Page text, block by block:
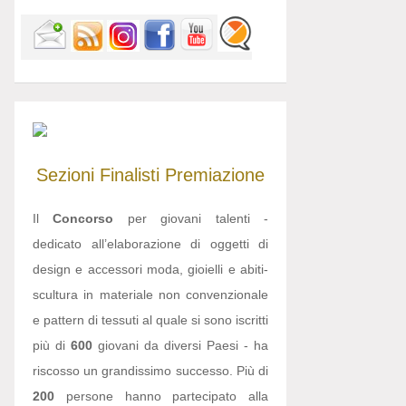
Sezioni Finalisti Premiazione
IlConcorso per giovani talenti -
dedicato all’elaborazione di oggetti di
design e accessori moda, gioielli e abiti-
scultura in materiale non convenzionale
e pattern di tessuti al quale si sono iscritti
più di 600 giovani da diversi Paesi - ha
riscosso un grandissimo successo. Più di
200 persone hanno partecipato alla